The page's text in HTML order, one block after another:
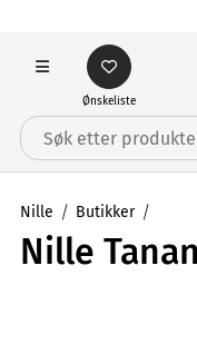
Ønskeliste
Nille Butikker
Nille